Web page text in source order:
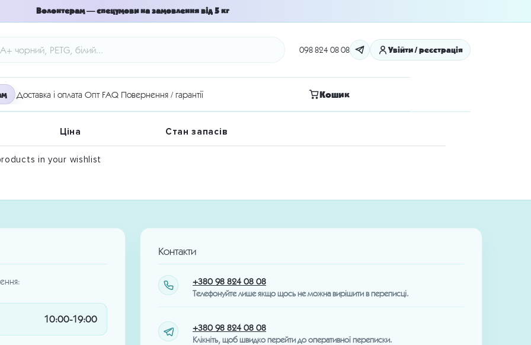
Волонтерам — спецумови на замовлення від 5 кг
098 824 08 08 Увійти / реєстрація
Доставка і оплата Опт FAQ Повернення / гарантії Кошик
Ціна Стан запасів
in your wishlist
10:00-19:00
Контакти
+380 98 824 08 08
Телефонуйте лише якщо щось не можна вирішити в переписці.
+380 98 824 08 08
Клікніть, щоб швидко перейти до оперативної переписки.